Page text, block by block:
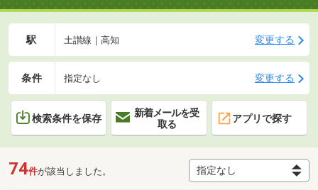
駅 土讃線｜高知 変更する
条件 指定なし 変更する
検索条件を保存
新着メールを受
取る
アプリで探す
74件が該当しました。